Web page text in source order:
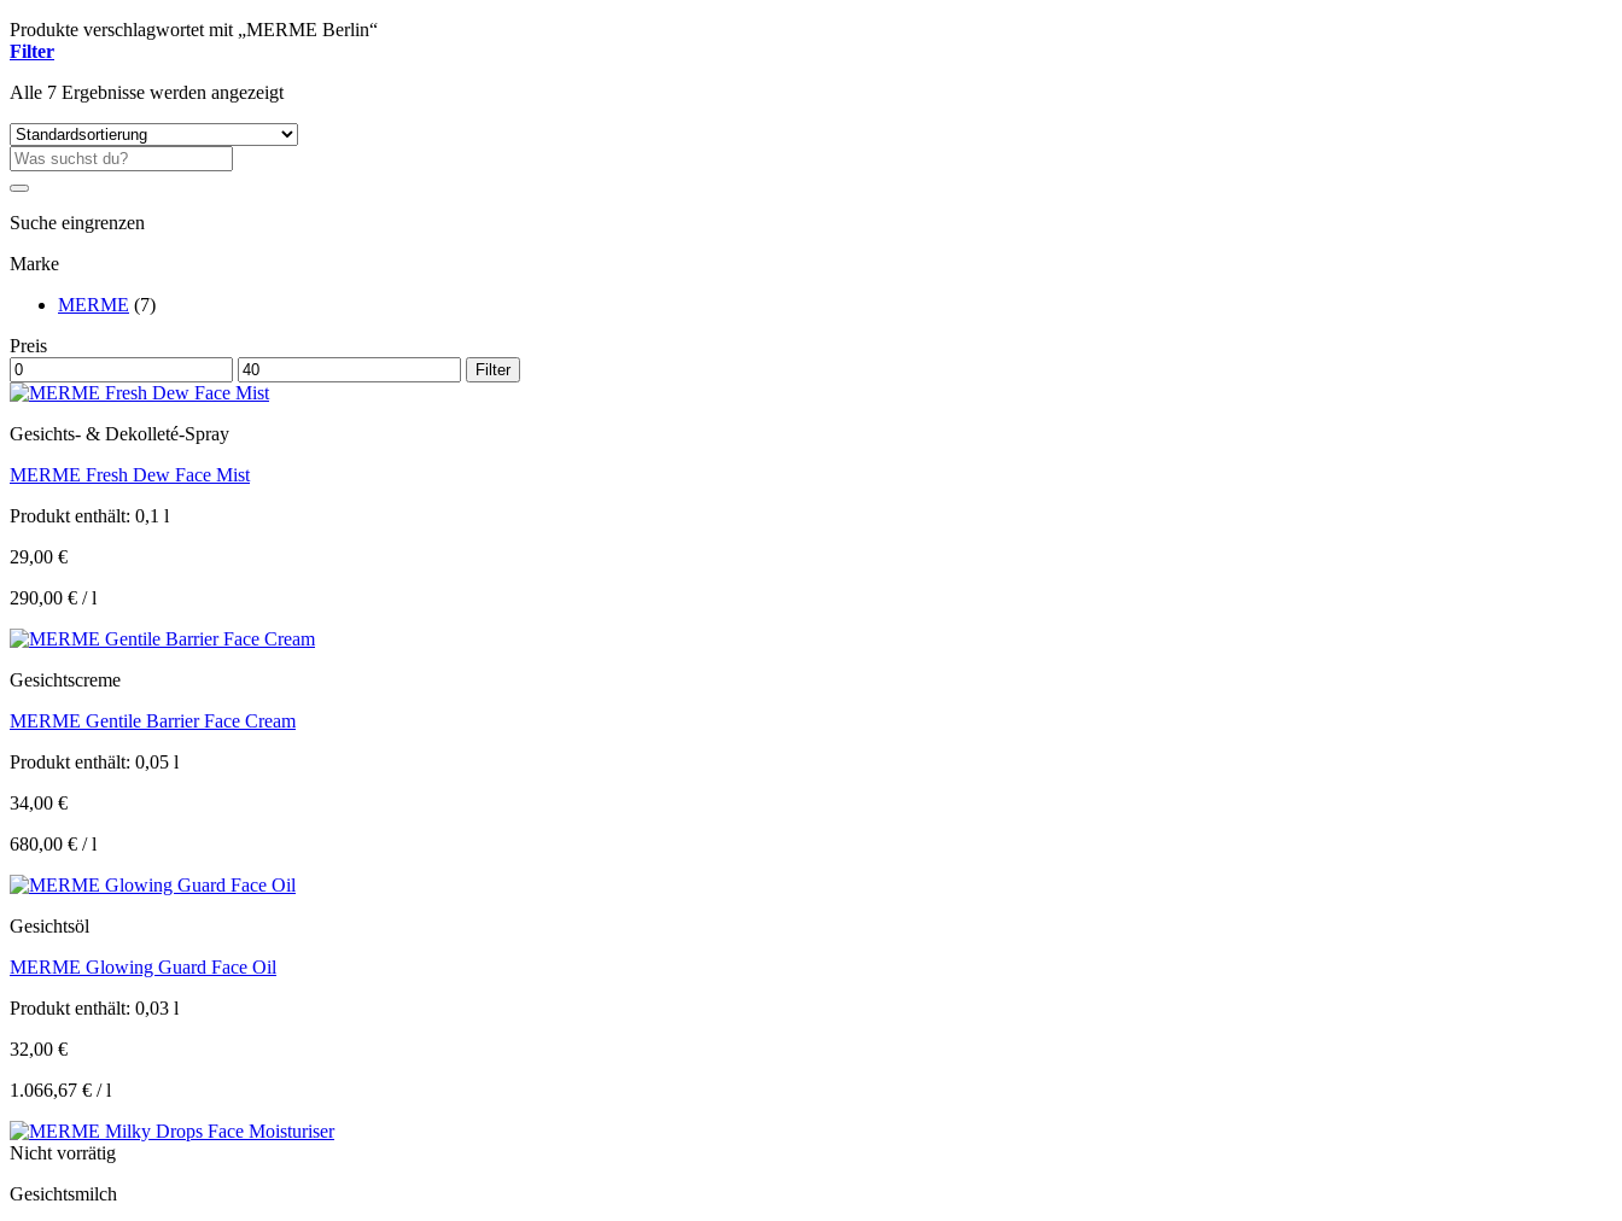
Produkte verschlagwortet mit „MERME Berlin“
Filter
Alle 7 Ergebnisse werden angezeigt
Suche
nach:
Suche eingrenzen
Marke
MERME (7)
Preis
Min.
Preis
Max.
Preis
Filter
Gesichts- & Dekolleté-Spray
MERME Fresh Dew Face Mist
Produkt enthält: 0,1 l
29,00 €
290,00 € /l
Gesichtscreme
MERME Gentile Barrier Face Cream
Produkt enthält: 0,05 l
34,00 €
680,00 € /l
Gesichtsöl
MERME Glowing Guard Face Oil
Produkt enthält: 0,03 l
32,00 €
1.066,67 € /l
Nicht vorrätig
Gesichtsmilch